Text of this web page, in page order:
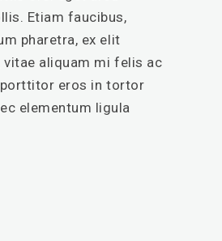
Etiam faucibus,
pharetra, ex elit
vitae aliquam mi felis ac
eros in tortor
elementum ligula